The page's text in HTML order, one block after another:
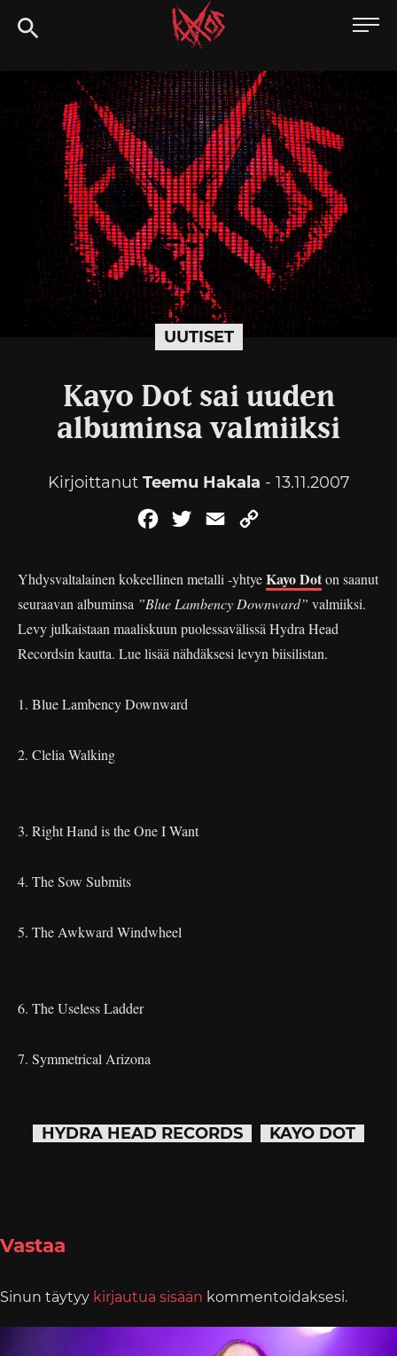
Siirry
suoraan
Kaaoszine
UUTISET
Kayo Dot sai uuden
albuminsa valmiiksi
Kirjoittanut Teemu Hakala - 13.11.2007
FacebookTwitterEmail
Yhdysvaltalainen kokeellinen metalli -yhtyeKayo Doton saanut
seuraavan albuminsa ”Blue Lambency Downward” valmiiksi.
Levy julkaistaan maaliskuun puolessavälissä Hydra Head
Recordsin kautta. Lue lisää nähdäksesi levyn biisilistan.
1. Blue Lambency Downward
2. Clelia Walking
3. Right Hand is the One I Want
4. The Sow Submits
5. The Awkward Windwheel
6. The Useless Ladder
7. Symmetrical Arizona
HYDRA HEAD RECORDS KAYO DOT
Vastaa
Sinun täytyy kirjautua sisään kommentoidaksesi.